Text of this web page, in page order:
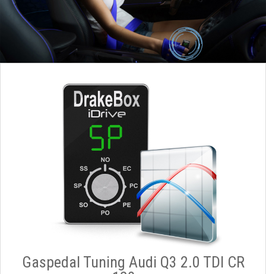
Gaspedal Tuning Audi Q3 2.0 TDI CR